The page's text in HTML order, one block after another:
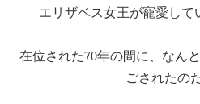
エリザベス女王が寵愛して
在位された70年の間に、なん
ごされたの